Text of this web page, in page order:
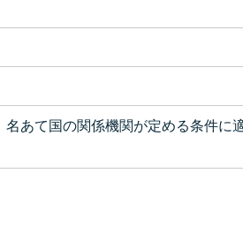
あて国の関係機関が定める条件に